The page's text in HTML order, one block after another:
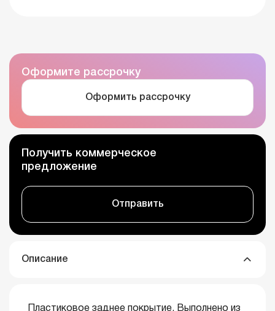
Оформите рассрочку
Оформить рассрочку
Получить коммерческое
предложение
Отправить
Описание
Пластиковое заднее покрытие. Выполнено из